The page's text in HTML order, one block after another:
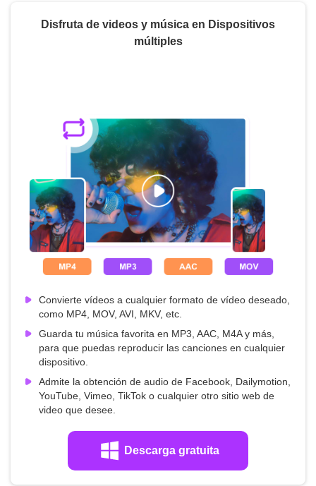
Disfruta de videos y música en Dispositivos
múltiples
Convierte vídeos a cualquier formato de vídeo deseado,
como MP4, MOV, AVI, MKV, etc.
Guarda tu música favorita en MP3, AAC, M4A y más,
para que puedas reproducir las canciones en cualquier
dispositivo.
Admite la obtención de audio de Facebook, Dailymotion,
YouTube, Vimeo, TikTok o cualquier otro sitio web de
video que desee.
Descarga gratuita